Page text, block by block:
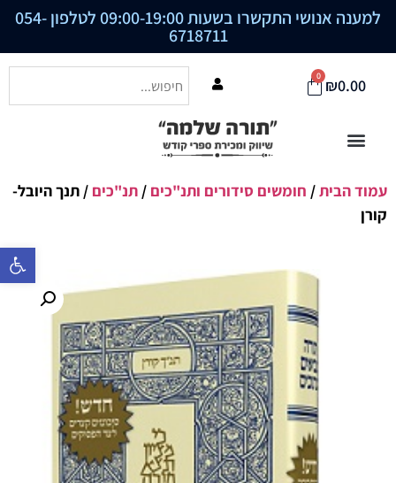
פתח סרגל
למענה אנושי התקשרו בשעות 09:00-19:00 לטלפון 054-
6718711
₪0.00
0
עמוד הבית/ חומשים סידורים ותנ"כים / תנ"כים / תנך היובל-
קורן